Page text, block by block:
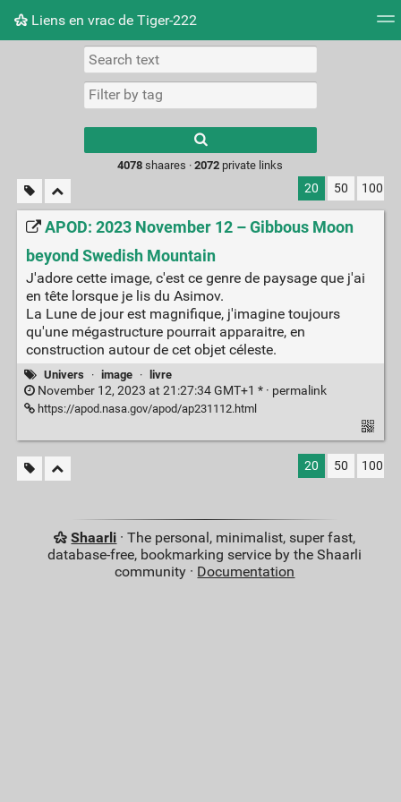
Liens en vrac de Tiger-222
Picture wall
results.
4078 shaares ·2072 private links
20 50 100
APOD: 2023 November 12 – Gibbous Moon
beyond Swedish Mountain
J'adore cette image, c'est ce genre de paysage que j'ai
en tête lorsque je lis du Asimov.
La Lune de jour est magnifique, j'imagine toujours
qu'une mégastructure pourrait apparaitre, en
construction autour de cet objet céleste.
Univers · image · livre
November 12, 2023 at 21:27:34 GMT+1 * · permalink
https://apod.nasa.gov/apod/ap231112.html
20 50 100
Shaarli · The personal, minimalist, super fast,
database-free, bookmarking service by the Shaarli
community · Documentation